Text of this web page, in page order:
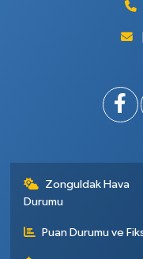
Zonguldak Hava
Durumu
Puan Durumu ve